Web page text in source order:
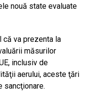
nouă state evaluate
că va prezenta la
măsurilor
inclusiv de
aerului, aceste ţări
sancţionare.